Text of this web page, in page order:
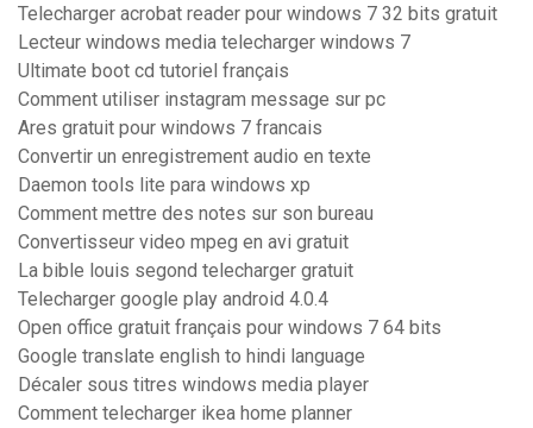
Telecharger acrobat reader pour windows 7 32 bits gratuit
Lecteur windows media telecharger windows 7
Ultimate boot cd tutoriel français
Comment utiliser instagram message sur pc
Ares gratuit pour windows 7 francais
Convertir un enregistrement audio en texte
Daemon tools lite para windows xp
Comment mettre des notes sur son bureau
Convertisseur video mpeg en avi gratuit
La bible louis segond telecharger gratuit
Telecharger google play android 4.0.4
Open office gratuit français pour windows 7 64 bits
Google translate english to hindi language
Décaler sous titres windows media player
Comment telecharger ikea home planner